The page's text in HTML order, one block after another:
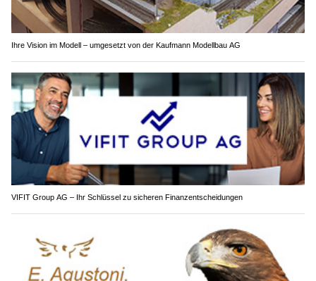
Ihre Vision im Modell – umgesetzt von der Kaufmann Modellbau AG
VIFIT Group AG – Ihr Schlüssel zu sicheren Finanzentscheidungen